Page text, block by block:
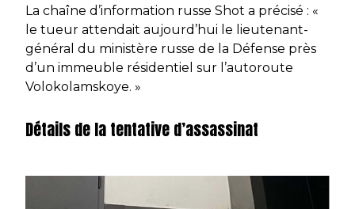
La chaîne d’information russe Shot a précisé : «
le tueur attendait aujourd’hui le lieutenant-
général du ministère russe de la Défense près
d’un immeuble résidentiel sur l’autoroute
Volokolamskoye. »
Détails de la tentative d’assassinat